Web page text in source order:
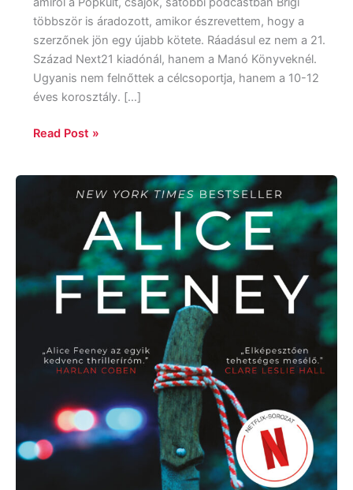
többször is áradozott, amikor észrevettem, hogy a
szerzőnek jön egy újabb kötete. Ráadásul ez nem a 21.
Század Next21 kiadónál, hanem a Manó Könyveknél.
Ugyanis nem felnőttek a célcsoportja, hanem a 10-12
éves korosztály. […]
Read Post »
Feeney: